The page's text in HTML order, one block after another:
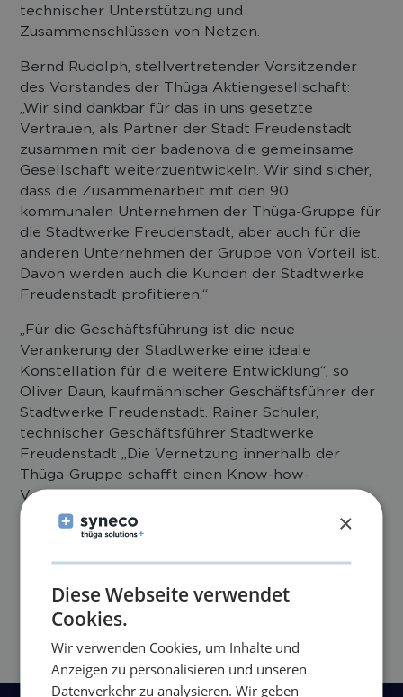
technischer Unterstützung und
Zusammenschlüssen von Netzen.
Bernd Rudolph, stellvertretender Vorsitzender
des Vorstandes der Thüga Aktiengesellschaft:
„Wir sind dankbar für das in uns gesetzte
Vertrauen, als Partner der Stadt Freudenstadt
zusammen mit der badenova die gemeinsame
Gesellschaft weiterzuentwickeln. Wir sind sicher,
dass die Zusammenarbeit mit den 90
kommunalen Unternehmen der Thüga-Gruppe für
die Stadtwerke Freudenstadt, aber auch für die
anderen Unternehmen der Gruppe von Vorteil ist.
Davon werden auch die Kunden der Stadtwerke
Freudenstadt profitieren.“
„Für die Geschäftsführung ist die neue
Verankerung der Stadtwerke eine ideale
Konstellation für die weitere Entwicklung“, so
Oliver Daun, kaufmännischer Geschäftsführer der
Stadtwerke Freudenstadt. Rainer Schuler,
technischer Geschäftsführer Stadtwerke
Freudenstadt „Die Vernetzung innerhalb der
Thüga-Gruppe schafft einen Know-how-
Vorsprung zu unseren Wettbewerbern“.
Zur Pressemitteilung
×
Diese Webseite verwendet
Cookies.
Wir verwenden Cookies, um Inhalte und
Anzeigen zu personalisieren und unseren
Datenverkehr zu analysieren. Wir geben